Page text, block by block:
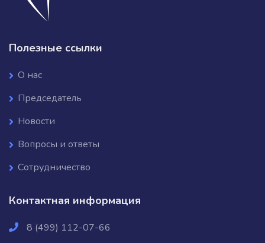
Полезные ссылки
О нас
Председатель
Новости
Вопросы и ответы
Сотрудничество
Контактная информация
8 (499) 112-07-66